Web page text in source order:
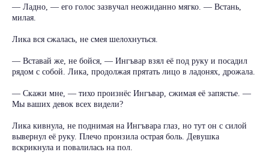
— Ладно, — его голос зазвучал неожиданно мягко. — Встань,
милая.
Лика вся сжалась, не смея шелохнуться.
— Вставай же, не бойся, — Ингъвар взял её под руку и посадил
рядом с собой. Лика, продолжая прятать лицо в ладонях, дрожала.
— Скажи мне, — тихо произнёс Ингъвар, сжимая её запястье. —
Мы ваших девок всех видели?
Лика кивнула, не поднимая на Ингъвара глаз, но тут он с силой
вывернул её руку. Плечо пронзила острая боль. Девушка
вскрикнула и повалилась на пол.